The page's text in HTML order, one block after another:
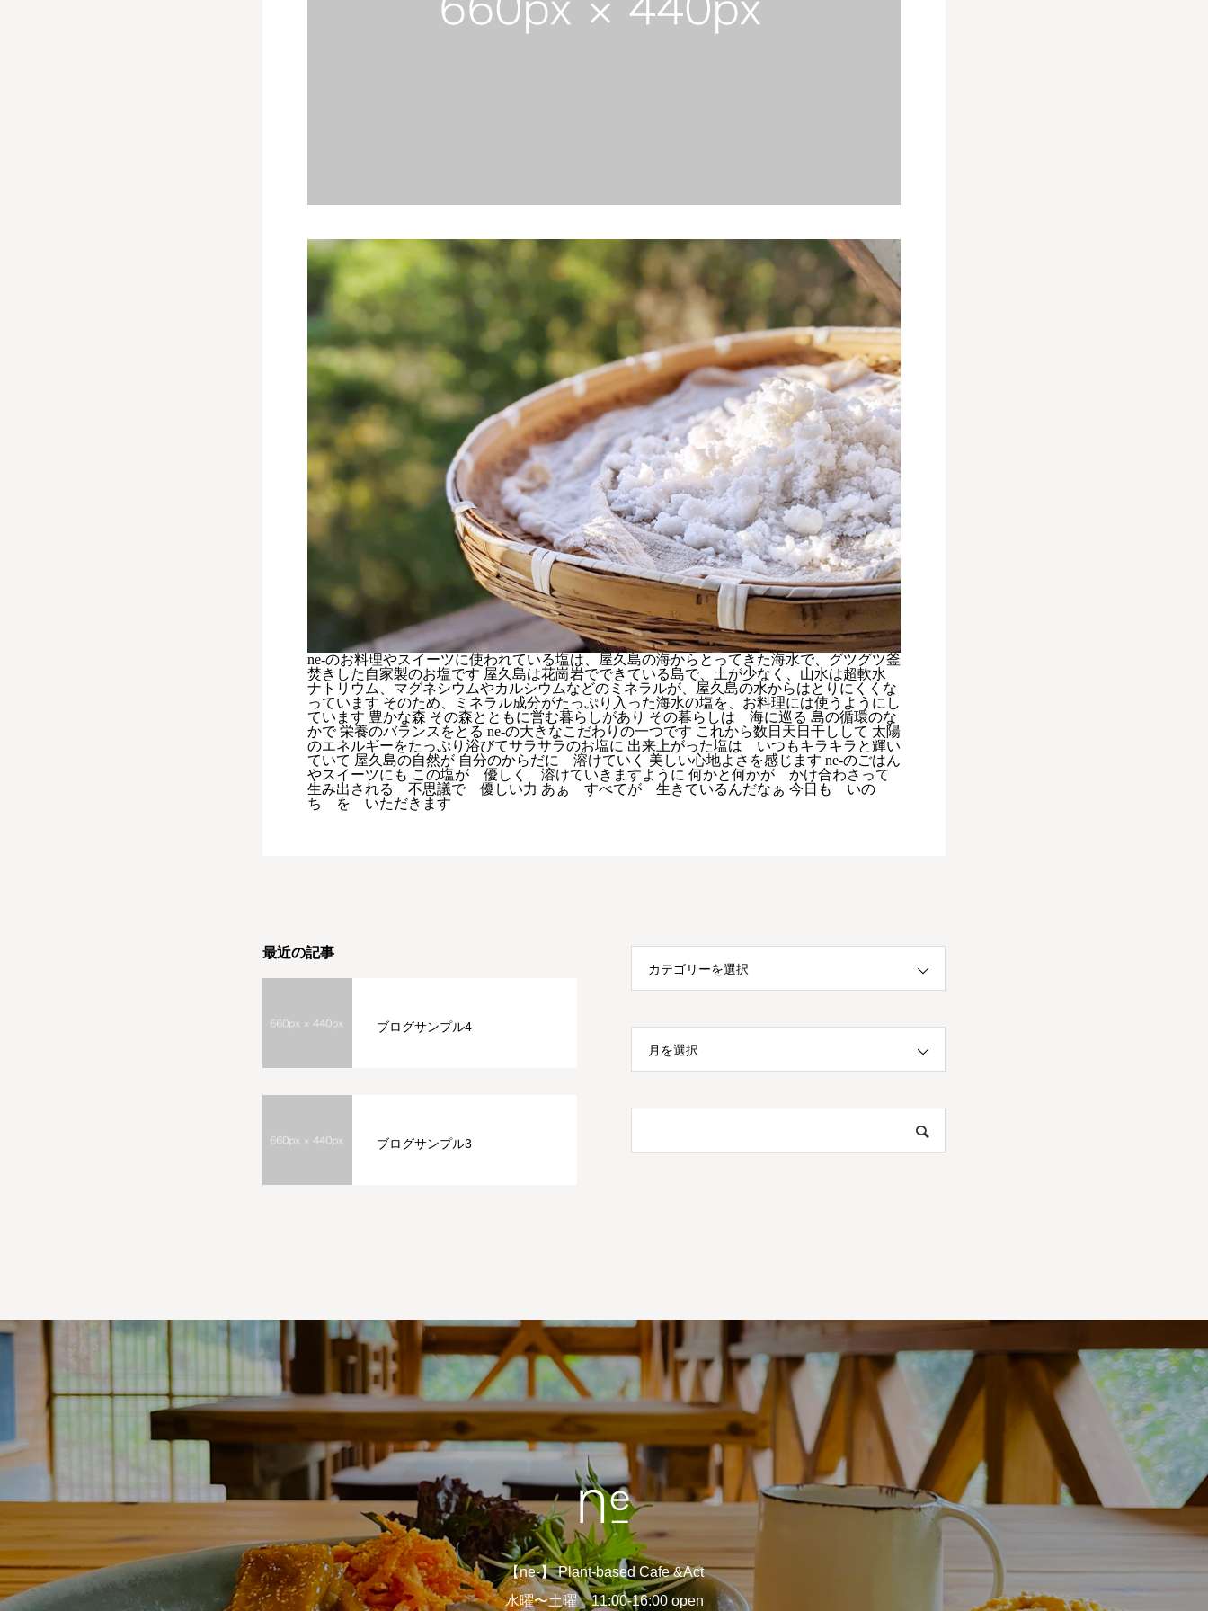
ne-のお料理やスイーツに使われている塩は、屋久島の海からとってきた海水で、グツグツ釜
焚きした自家製のお塩です 屋久島は花崗岩でできている島で、土が少なく、山水は超軟水
ナトリウム、マグネシウムやカルシウムなどのミネラルが、屋久島の水からはとりにくくな
っています そのため、ミネラル成分がたっぷり入った海水の塩を、お料理には使うようにし
ています 豊かな森 その森とともに営む暮らしがあり その暮らしは 海に巡る 島の循環のな
かで 栄養のバランスをとる ne-の大きなこだわりの一つです これから数日天日干しして 太陽
のエネルギーをたっぷり浴びてサラサラのお塩に 出来上がった塩は いつもキラキラと輝い
ていて 屋久島の自然が 自分のからだに 溶けていく 美しい心地よさを感じます ne-のごはん
やスイーツにも この塩が 優しく 溶けていきますように 何かと何かが かけ合わさって
生み出される 不思議で 優しい力 あぁ すべてが 生きているんだなぁ 今日も いの
ち を いただきます
最近の記事
ブログサンプル4
ブログサンプル3
カテゴリーを選択
月を選択
【ne-】 Plant-based Cafe &Act
水曜〜土曜 11:00-16:00 open